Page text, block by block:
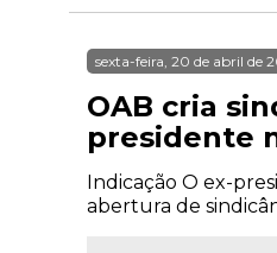
sexta-feira, 20 de abril de
OAB cria
presidente
Indicação O ex-
abertura de